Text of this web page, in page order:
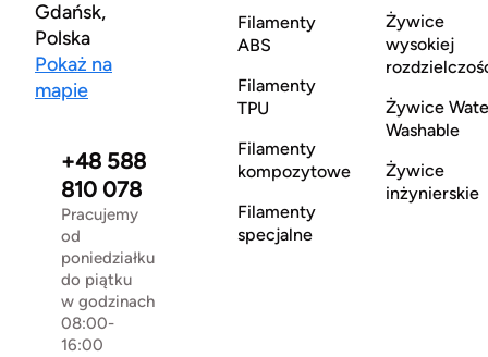
Gdańsk,
Polska
Pokaż na
mapie
+48 588
810 078
Pracujemy
od
poniedziałku
do piątku
w godzinach
08:00-
16:00
Filamenty
ABS
Filamenty
TPU
Filamenty
kompozytowe
Filamenty
specjalne
Żywice
wysokiej
Żywice
Washable
Żywice
inżynierskie